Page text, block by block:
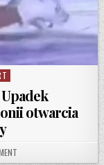
otwarcia
ON A MIAŁO BYĆ TAK